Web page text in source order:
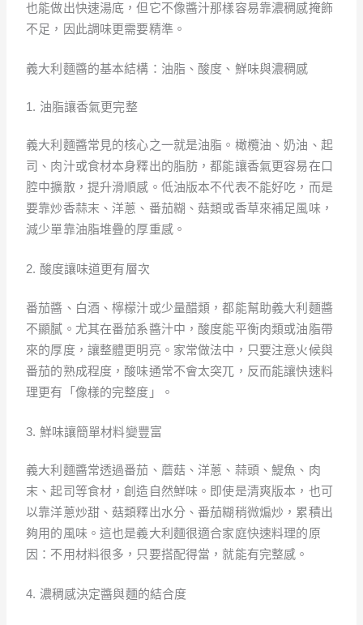
也能做出快速湯底，但它不像醬汁那樣容易靠濃稠感掩飾
不足，因此調味更需要精準。
義大利麵醬的基本結構：油脂、酸度、鮮味與濃稠感
1. 油脂讓香氣更完整
義大利麵醬常見的核心之一就是油脂。橄欖油、奶油、起
司、肉汁或食材本身釋出的脂肪，都能讓香氣更容易在口
腔中擴散，提升滑順感。低油版本不代表不能好吃，而是
要靠炒香蒜末、洋蔥、番茄糊、菇類或香草來補足風味，
減少單靠油脂堆疊的厚重感。
2. 酸度讓味道更有層次
番茄醬、白酒、檸檬汁或少量醋類，都能幫助義大利麵醬
不顯膩。尤其在番茄系醬汁中，酸度能平衡肉類或油脂帶
來的厚度，讓整體更明亮。家常做法中，只要注意火候與
番茄的熟成程度，酸味通常不會太突兀，反而能讓快速料
理更有「像樣的完整度」。
3. 鮮味讓簡單材料變豐富
義大利麵醬常透過番茄、蘑菇、洋蔥、蒜頭、鯷魚、肉
末、起司等食材，創造自然鮮味。即使是清爽版本，也可
以靠洋蔥炒甜、菇類釋出水分、番茄糊稍微煸炒，累積出
夠用的風味。這也是義大利麵很適合家庭快速料理的原
因：不用材料很多，只要搭配得當，就能有完整感。
4. 濃稠感決定醬與麵的結合度